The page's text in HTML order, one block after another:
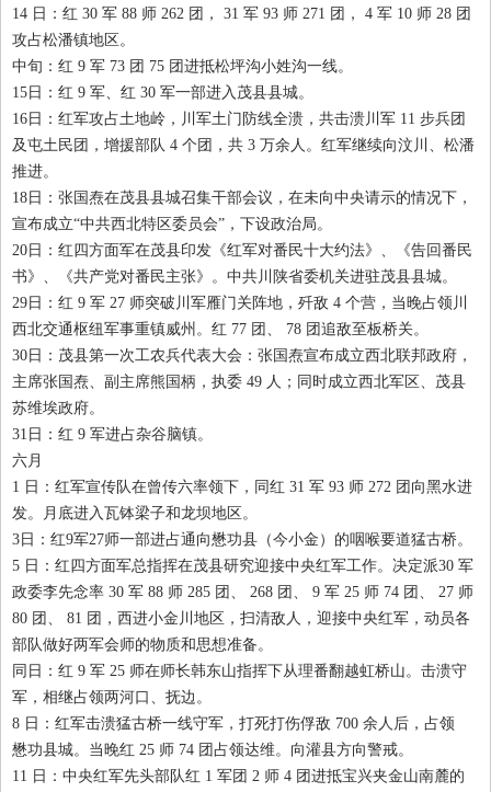
14 日：红 30 军 88 师 262 团， 31 军 93 师 271 团， 4 军 10 师 28 团
攻占松潘镇地区。
中旬：红 9 军 73 团 75 团进抵松坪沟小姓沟一线。
15 日：红 9 军、红 30 军一部进入茂县县城。
16 日：红军攻占土地岭，川军土门防线全溃，共击溃川军 11 步兵团
及屯土民团，增援部队 4 个团，共 3 万余人。红军继续向汶川、松潘
推进。
18 日：张国焘在茂县县城召集干部会议，在未向中央请示的情况下，
宣布成立“中共西北特区委员会”，下设政治局。
20 日：红四方面军在茂县印发《红军对番民十大约法》、《告回番民
书》、《共产党对番民主张》。中共川陕省委机关进驻茂县县城。
29 日：红 9 军 27 师突破川军雁门关阵地，歼敌 4 个营，当晚占领川
西北交通枢纽军事重镇威州。红 77 团、 78 团追敌至板桥关。
30 日：茂县第一次工农兵代表大会：张国焘宣布成立西北联邦政府，
主席张国焘、副主席熊国柄，执委 49 人；同时成立西北军区、茂县
苏维埃政府。
31 日：红 9 军进占杂谷脑镇。
六月
1
日：红军宣传队在曾传六率领下，同红 31 军 93 师 272 团向黑水进
发。月底进入瓦钵梁子和龙坝地区。
3 日：红9军27师一部进占通向懋功县（今小金）的咽喉要道猛古桥。
5 日：红四方面军总指挥在茂县研究迎接中央红军工作。决定派30 军
政委李先念率 30 军 88 师 285 团、 268 团、 9 军 25 师 74 团、 27 师
80 团、 81 团，西进小金川地区，扫清敌人，迎接中央红军，动员各
部队做好两军会师的物质和思想准备。
同日：红 9 军 25 师在师长韩东山指挥下从理番翻越虹桥山。击溃守
军，相继占领两河口、抚边。
8 日：红军击溃猛古桥一线守军，打死打伤俘敌 700 余人后，占领
懋功县城。当晚红 25 师 74 团占领达维。向灌县方向警戒。
11
日：中央红军先头部队红 1 军团 2 师 4 团进抵宝兴夹金山南麓的